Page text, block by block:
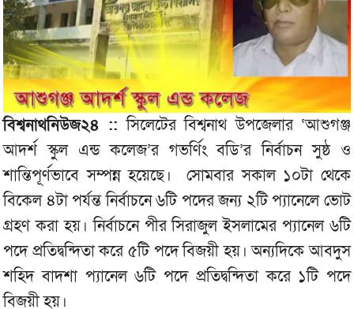
বিশ্বনাথনিউজ২৪ :: সিলেটের বিশ্বনাথ উপজেলার ‘আশুগঞ্জ
আদর্শ স্কুল এন্ড কলেজ’র গভর্ণিং বডি’র নির্বাচন সুষ্ঠ ও
শান্তিপূর্ণভাবে সম্পন্ন হয়েছে। সোমবার সকাল ১০টা থেকে
বিকেল ৪টা পর্যন্ত নির্বাচনে ৬টি পদের জন্য ২টি প্যানেলে ভোট
গ্রহণ করা হয়। নির্বাচনে পীর সিরাজুল ইসলামের প্যানেল ৬টি
পদে প্রতিদ্বন্দিতা করে ৫টি পদে বিজয়ী হয়। অন্যদিকে আবদুস
শহিদ বাদশা প্যানেল ৬টি পদে প্রতিদ্বন্দিতা করে ১টি পদে
বিজয়ী হয়।